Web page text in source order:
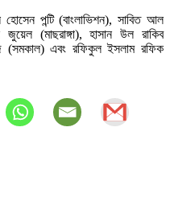
হোসেন পন্টি (বাংলাভিশন), সাবিত আল
(মাছরাঙ্গা), হাসান উল রাকিব
(সমকাল) এবং রফিকুল ইসলাম রফিক